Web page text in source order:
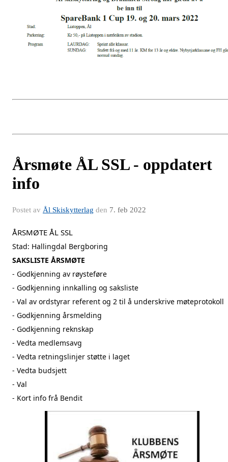
Årsmøte ÅL SSL - oppdatert
info
Postet av Ål Skiskytterlag den 7. feb 2022
ÅRSMØTE ÅL SSL
Stad: Hallingdal Bergboring
SAKSLISTE ÅRSMØTE
- Godkjenning av røysteføre
- Godkjenning innkalling og saksliste
- Val av ordstyrar referent og 2 til å underskrive møteprotokoll
- Godkjenning årsmelding
- Godkjenning reknskap
- Vedta medlemsavg
- Vedta retningslinjer støtte i laget
- Vedta budsjett
- Val
- Kort info frå Bendit